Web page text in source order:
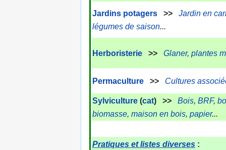
Jardins potagers >>
Jardin en
légumes de saison...
Herboristerie >> Glaner, plantes
Permaculture >> Cultures
Sylviculture (cat) >> Bois, BRF,
biomasse, maison en bois, papier...
Pratiques et listes diverses :